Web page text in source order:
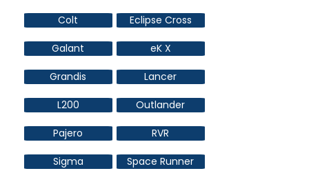
Colt Eclipse Cross
Galant eK X
Grandis Lancer
L200 Outlander
Pajero RVR
Sigma Space Runner